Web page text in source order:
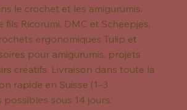
le crochet et les amigurumis.
fils Ricorumi, DMC et Scheepjes,
ergonomiques Tulip et
pour amigurumis, projets
créatifs. Livraison dans toute la
rapide en Suisse (1–3
possibles sous 14 jours.